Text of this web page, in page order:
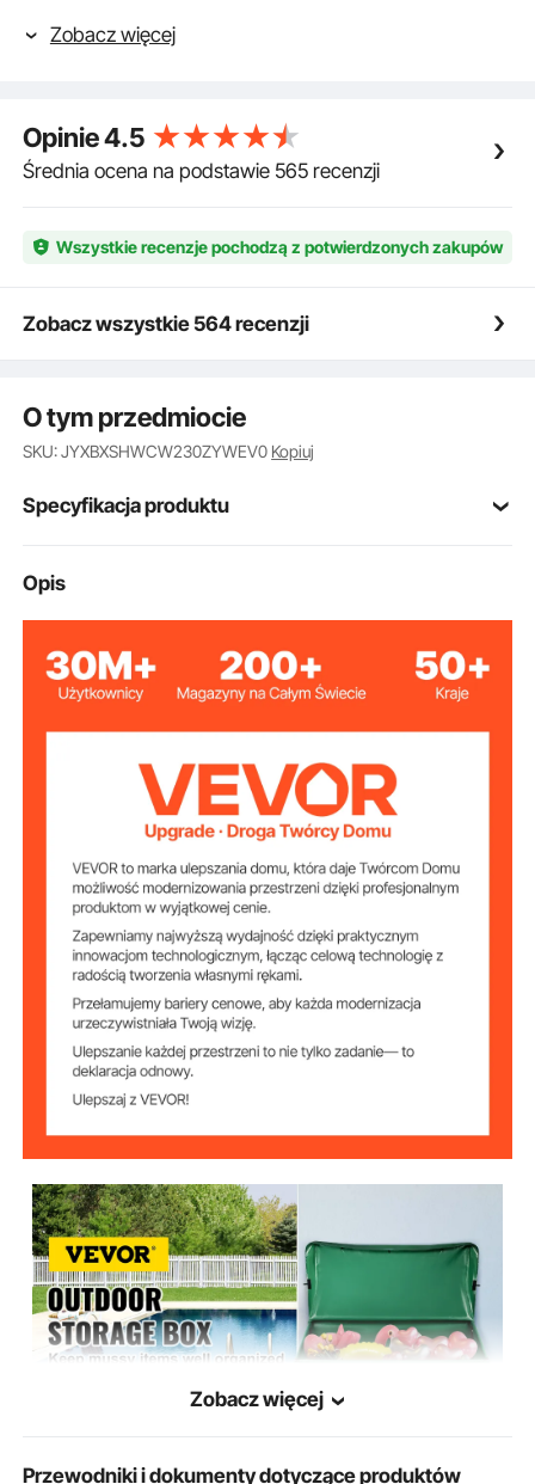
Materiał plandeki PE spełnia standardy branżowe i
boksów, co zapobiega zawilgoceniu i gromadzeniu
się śniegu.
Dobra wentylacja i przenośność: Uchwyty po obu
przenosić tę półkę tarasową. Siatka wentylacyjna
skutecznie chroni Twoje rzeczy przed wilgocią i
Łatwy montaż: Nasz box pokładowy jest bardzo
łatwy w montażu bez użycia narzędzi. Możesz go z
się do domu i na kemping. Oferuje dużo miejsca do
przechowywania poduszek do mebli ogrodowych,
zabawek ogrodowych, akcesoriów basenowych i
Zobacz więcej
Opinie4.5
Średnia ocena na podstawie 565 recenzji
Wszystkie recenzje pochodzą z potwierdzonych zakupów
Zobacz wszystkie 564 recenzji
O tym przedmiocie
SKU: JYXBXSHWCW230ZYWEV0 Kopiuj
Specyfikacja produktu
Model
Wymiary
x 33,9 x 42,5 x 30,3 cala)
7,8 kg (17,2 funta)
1013 l (230 galonów)
pręty ocynkowane
Materiał tkaniny plandeka PE
Opis
Zobacz więcej
Przewodniki i dokumenty dotyczące produktów